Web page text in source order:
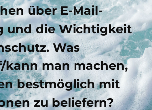
über E-Mail-
und die Wichtigkeit
Was
kann man machen,
bestmöglich mit
zu beliefern?